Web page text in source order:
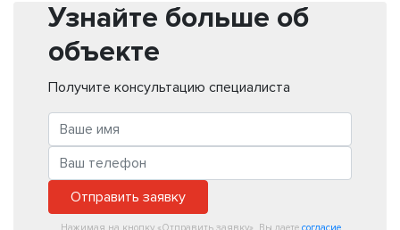
Узнайте больше об
объекте
Получите консультацию специалиста
Отправить заявку